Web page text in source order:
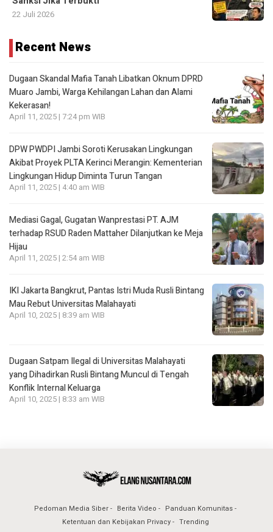
22 Juli 2026
Recent News
Dugaan Skandal Mafia Tanah Libatkan Oknum DPRD
Muaro Jambi, Warga Kehilangan Lahan dan Alami
Kekerasan!
April 11, 2025 | 7:24 pm WIB
DPW PWDPI Jambi Soroti Kerusakan Lingkungan
Akibat Proyek PLTA Kerinci Merangin: Kementerian
Lingkungan Hidup Diminta Turun Tangan
April 11, 2025 | 4:40 am WIB
Mediasi Gagal, Gugatan Wanprestasi PT. AJM
terhadap RSUD Raden Mattaher Dilanjutkan ke Meja
Hijau
April 11, 2025 | 2:54 am WIB
IKI Jakarta Bangkrut, Pantas Istri Muda Rusli Bintang
Mau Rebut Universitas Malahayati
April 10, 2025 | 8:39 am WIB
Dugaan Satpam Ilegal di Universitas Malahayati
yang Dihadirkan Rusli Bintang Muncul di Tengah
Konflik Internal Keluarga
April 10, 2025 | 8:33 am WIB
Pedoman Media Siber Berita Video
Panduan Komunitas
Ketentuan dan Kebijakan Privacy
Trending